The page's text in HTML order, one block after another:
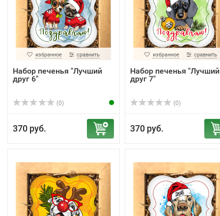
избранное сравнить
Набор печенья "Лучший
друг 6"
(0)
370 руб.
избранное сравнить
Набор печенья "Лучший
друг 7"
(0)
370 руб.